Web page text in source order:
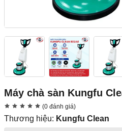
Máy chà sàn Kungfu
(0 đánh giá)
Thương hiệu: Kungfu Clean